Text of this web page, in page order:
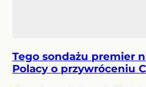
Tego sondażu premier
Polacy o przywróceniu